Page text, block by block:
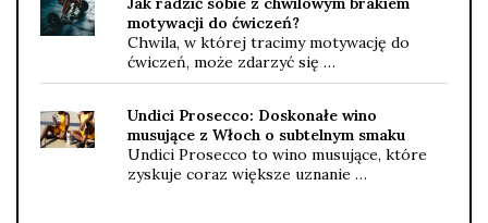
motywacji do ćwiczeń?
Chwila, w której tracimy motywację do
ćwiczeń, może zdarzyć się …
Undici Prosecco: Doskonałe wino
musujące z Włoch o subtelnym smaku
Undici Prosecco to wino musujące, które
zyskuje coraz większe uznanie …